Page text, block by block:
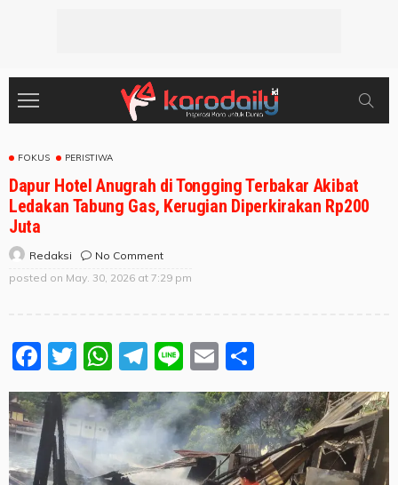
FOKUS PERISTIWA
Dapur Hotel Anugrah di Tongging Terbakar Akibat
Ledakan Tabung Gas, Kerugian Diperkirakan Rp200
Juta
Redaksi
No Comment
posted on May. 30, 2026 at 7:29 pm
Facebook
Twitter
WhatsApp
Telegram
LineEmail